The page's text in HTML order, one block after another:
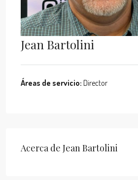
Jean Bartolini
Áreas de servicio: Director
Acerca de Jean Bartolini